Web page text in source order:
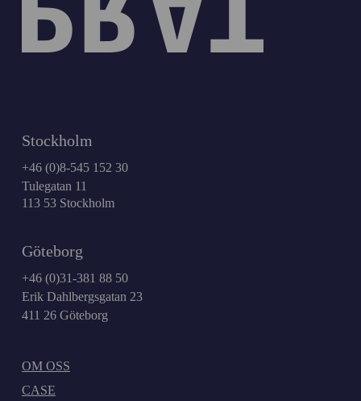
Stockholm
+46 (0)8-545 152 30
Tulegatan 11
113 53 Stockholm
Göteborg
+46 (0)31-381 88 50
Erik Dahlbergsgatan 23
411 26 Göteborg
OM OSS
CASE